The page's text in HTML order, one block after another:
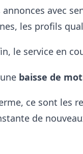
annonces avec
les profils
le service en
une baisse de
ce sont les
de